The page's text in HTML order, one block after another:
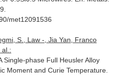
met12091536
S., Law -, Jia Yan, Franco
al.:
Single-phase Full Heusler Alloy
Moment and Curie Temperature.